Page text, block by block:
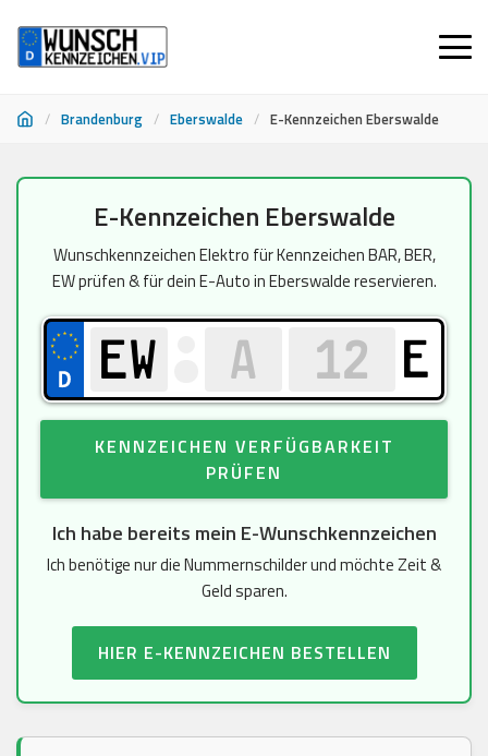
/ Brandenburg / Eberswalde / E-Kennzeichen Eberswalde
springen
E-Kennzeichen Eberswalde
Wunschkennzeichen Elektro für Kennzeichen BAR, BER,
EW prüfen & für dein E-Auto in Eberswalde reservieren.
E
KENNZEICHEN VERFÜGBARKEIT
PRÜFEN
Ich habe bereits mein E-Wunschkennzeichen
Ich benötige nur die Nummernschilder und möchte Zeit &
Geld sparen.
HIER E-KENNZEICHEN BESTELLEN